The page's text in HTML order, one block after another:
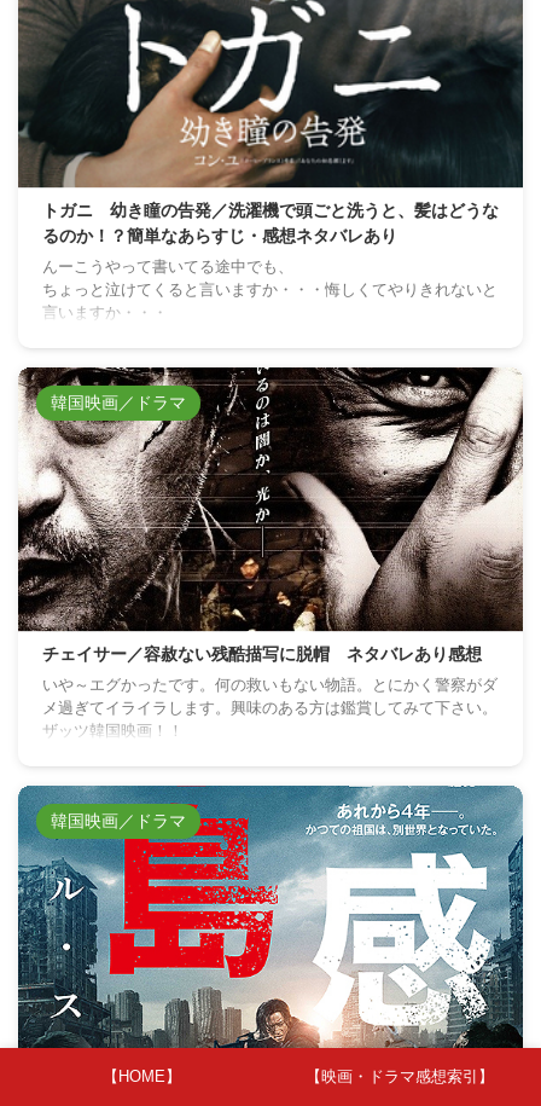
トガニ 幼き瞳の告発／洗濯機で頭ごと洗うと、髪はどうな
るのか！？簡単なあらすじ・感想ネタバレあり
んーこうやって書いてる途中でも、
ちょっと泣けてくると言いますか・・・悔しくてやりきれないと
言いますか・・・
韓国映画／ドラマ
チェイサー／容赦ない残酷描写に脱帽 ネタバレあり感想
いや～エグかったです。何の救いもない物語。とにかく警察がダ
メ過ぎてイライラします。興味のある方は鑑賞してみて下さい。
ザッツ韓国映画！！
韓国映画／ドラマ
新 感染半島ファイナルステージ／あらすじ・解説・ネタバ
【HOME】 【映画・ドラマ感想索引】